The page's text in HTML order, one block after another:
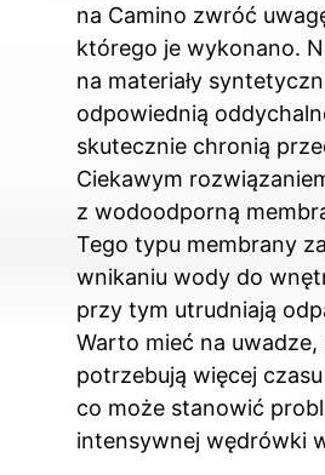
na Camino zwróć
którego je wykonano.
na materiały
odpowiednią
skutecznie chronią
Ciekawym
z wodoodporną
Tego typu membrany
wnikaniu wody do
przy tym utrudniają
Warto mieć na
potrzebują więcej
co może stanowić
intensywnej wędrówki